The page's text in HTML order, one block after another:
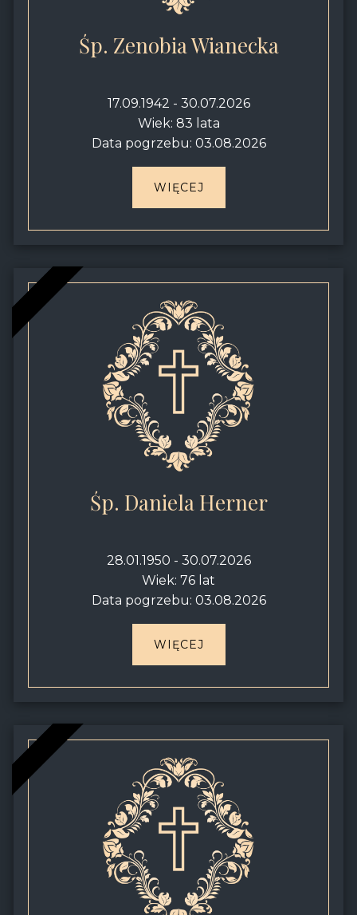
Śp. Zenobia Wianecka
17.09.1942 - 30.07.2026
Wiek: 83 lata
Data pogrzebu: 03.08.2026
WIĘCEJ
Śp. Daniela Herner
28.01.1950 - 30.07.2026
Wiek: 76 lat
Data pogrzebu: 03.08.2026
WIĘCEJ